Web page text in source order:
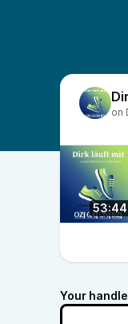
53:44
Your handle